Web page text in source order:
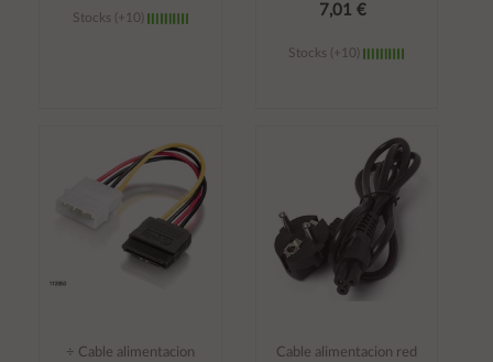
Stocks (+10)
carrito
7,01 €
Stocks (+10)
carrito
÷ Cable alimentacion
Cable alimentacion red